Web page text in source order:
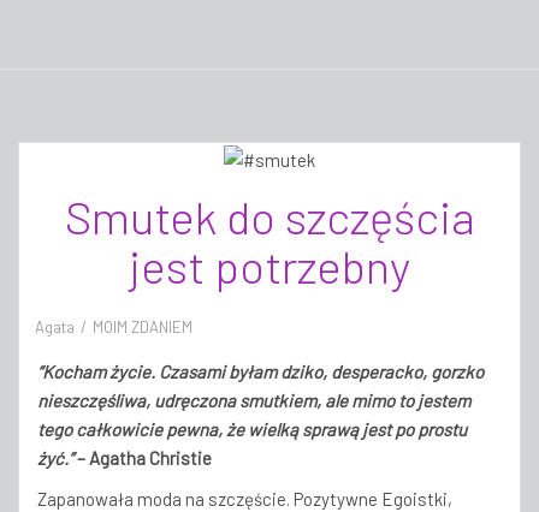
Smutek do szczęścia
jest potrzebny
Agata MOIM ZDANIEM
“Kocham życie. Czasami byłam dziko, desperacko, gorzko
nieszczęśliwa, udręczona smutkiem, ale mimo to jestem
tego całkowicie pewna, że wielką sprawą jest po prostu
żyć.”– Agatha Christie
Zapanowała moda na szczęście. Pozytywne Egoistki,